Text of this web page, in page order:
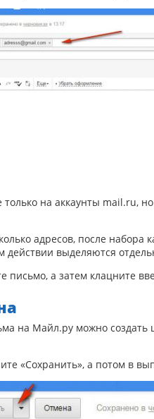
на аккаунты mail.ru,
адресов, после набора
действии выделяются
а затем клацните
на Майл.ру можно создать
«Сохранить», а потом в